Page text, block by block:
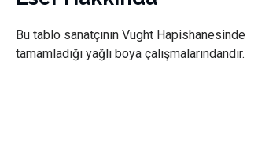
Bu tablo sanatçının Vught Hapishanesinde
tamamladığı yağlı boya çalışmalarındandır.